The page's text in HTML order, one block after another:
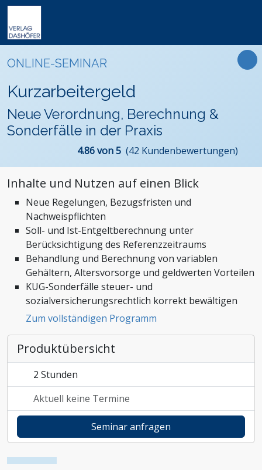
Online-Seminare
VideoCampus
Seminare
Tagungen
Inhouse
Fachbücher
Software
Wissensdatenbanken
Formulare
Arbeitsrecht
Bauwesen und Architektur
Betriebsrat und Arbeitnehmervertretung
Einkauf
Immobilien und Grundbesitz
Management und Unternehmensführung
Nachhaltigkeit
Personalmanagement und Entgeltabrechnung
Steuern, Finanzen und Controlling
Stiftungen und Non-Profit Organisationen
Zoll und Außenhandel
Newsletter
FAQ
Der Verlag
Das Team
Unsere Profis
Presse
Karriere
Online-Weiterbildung
Präsenz-Weiterbildung
Produkte
Themen
ONLINE-SEMINAR
Kurzarbeitergeld
Neue Verordnung, Berechnung &
Sonderfälle in der Praxis
4.86 von 5 (42 Kundenbewertungen)
Inhalte und Nutzen auf einen Blick
Neue Regelungen, Bezugsfristen und
Nachweispflichten
Soll- und Ist-Entgeltberechnung unter
Berücksichtigung des Referenzzeitraums
Behandlung und Berechnung von variablen
Gehältern, Altersvorsorge und geldwerten Vorteilen
KUG-Sonderfälle steuer- und
sozialversicherungsrechtlich korrekt bewältigen
Zum vollständigen Programm
Produktübersicht
2 Stunden
Aktuell keine Termine
Seminar anfragen